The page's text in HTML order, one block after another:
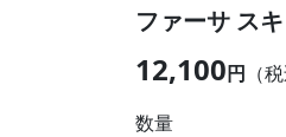
ファーサ ス
12,100円 （
数量